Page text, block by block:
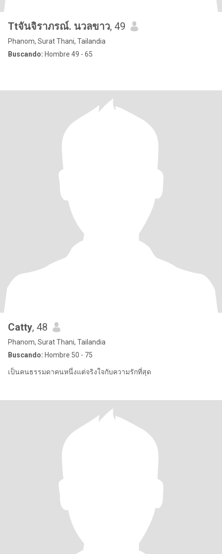
Ttจันจิราภรณ์. นวลขาว, 49
Phanom, Surat Thani, Tailandia
Buscando: Hombre 49 - 65
Catty, 48
Phanom, Surat Thani, Tailandia
Buscando: Hombre 50 - 75
เป็นคนธรรมดาคนหนึ่งแต่จริงใจกับความรักที่สุด